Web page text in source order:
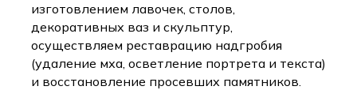
изготовлением лавочек, столов,
декоративных ваз и скульптур,
осуществляем реставрацию надгробия
(удаление мха, осветление портрета и текста)
и восстановление просевших памятников.